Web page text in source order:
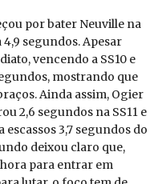
por bater Neuville na
segundos. Apesar
vencendo a SS10 e
mostrando que
Ainda assim, Ogier
2,6 segundos na SS11 e
3,7 segundos do
deixou claro que,
para entrar em